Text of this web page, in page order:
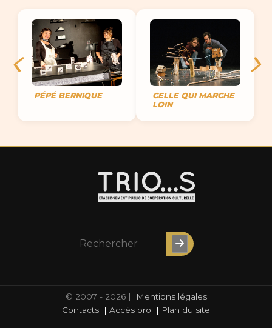
PÉPÉ BERNIQUE
CELLE QUI MARCHE
LOIN
© 2007 - 2026 |
Mentions légales
Contacts
| Accès pro | Plan du site